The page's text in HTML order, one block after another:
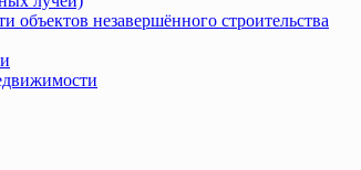
незавершённого строительства